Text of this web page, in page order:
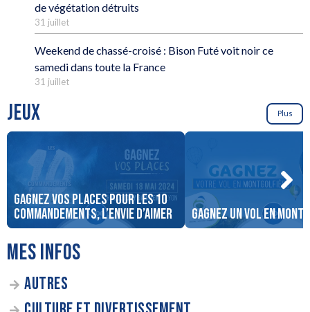
de végétation détruits
31 juillet
Weekend de chassé-croisé : Bison Futé voit noir ce
samedi dans toute la France
31 juillet
JEUX Plus
Gagnez vos places pour Les 10
Commandements, l’Envie d’Aimer
Gagnez un vol en
MES INFOS
AUTRES